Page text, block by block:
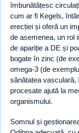
îmbunătățesc
cum ar fi Kegels,
erecției și oferă un
de asemenea, un rol
de apariție a DE și
bogate în zinc (de
omega-3 (de
sănătatea vasculară,
procesate ajută la
organismului.
Somnul și